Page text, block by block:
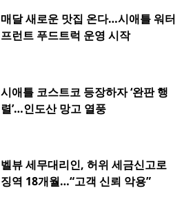
매달 새로운 맛집 온다…시애틀 워터
프런트 푸드트럭 운영 시작
시애틀 코스트코 등장하자 ‘완판 행
렬’…인도산 망고 열풍
벨뷰 세무대리인, 허위 세금신고로
징역 18개월…“고객 신뢰 악용”